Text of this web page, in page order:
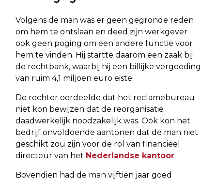
Volgens de man was er geen gegronde reden
om hem te ontslaan en deed zijn werkgever
ook geen poging om een andere functie voor
hem te vinden. Hij startte daarom een zaak bij
de rechtbank, waarbij hij een billijke vergoeding
van ruim 4,1 miljoen euro eiste.
De rechter oordeelde dat het reclamebureau
niet kon bewijzen dat de reorganisatie
daadwerkelijk noodzakelijk was. Ook kon het
bedrijf onvoldoende aantonen dat de man niet
geschikt zou zijn voor de rol van financieel
directeur van het Nederlandse kantoor.
Bovendien had de man vijftien jaar goed